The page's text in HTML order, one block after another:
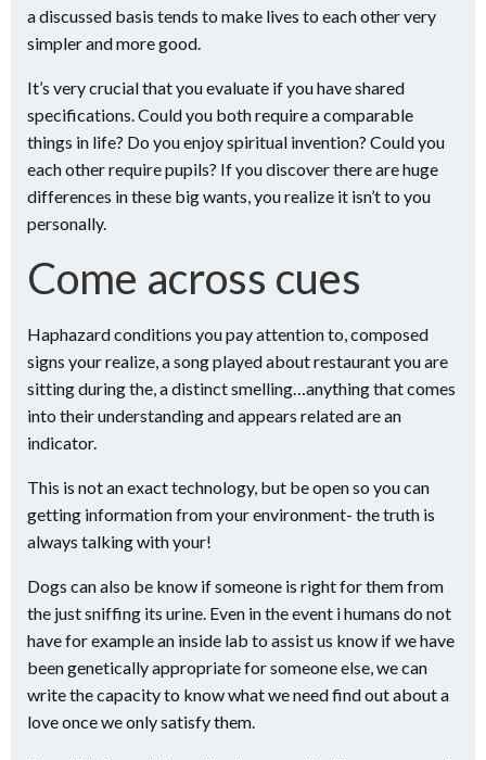
a discussed basis tends to make lives to each other very
simpler and more good.
It’s very crucial that you evaluate if you have shared
specifications. Could you both require a comparable
things in life? Do you enjoy spiritual invention? Could you
each other require pupils? If you discover there are huge
differences in these big wants, you realize it isn’t to you
personally.
Come across cues
Haphazard conditions you pay attention to, composed
signs your realize, a song played about restaurant you are
sitting during the, a distinct smelling…anything that comes
into their understanding and appears related are an
indicator.
This is not an exact technology, but be open so you can
getting information from your environment- the truth is
always talking with your!
Dogs can also be know if someone is right for them from
the just sniffing its urine. Even in the event i humans do not
have for example an inside lab to assist us know if we have
been genetically appropriate for someone else, we can
write the capacity to know what we need find out about a
love once we only satisfy them.